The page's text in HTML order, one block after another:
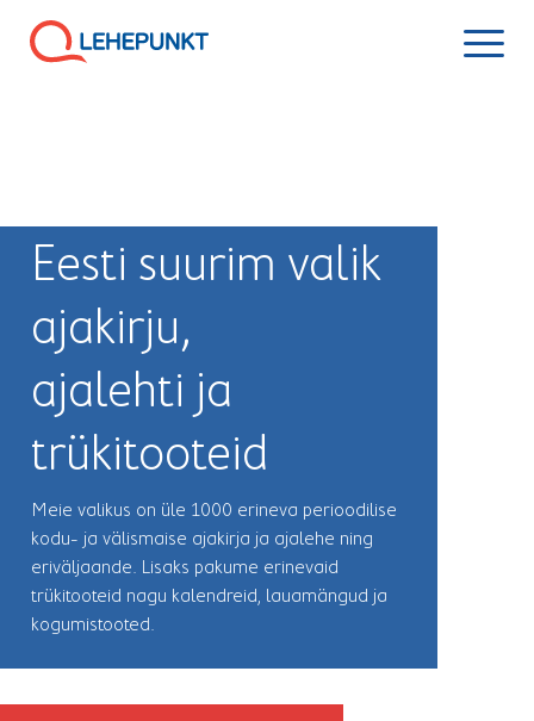
Eesti suurim valik
ajakirju,
ajalehti ja
trükitooteid
Meie valikus on üle 1000 erineva perioodilise
kodu- ja välismaise ajakirja ja ajalehe ning
eriväljaande. Lisaks pakume erinevaid
trükitooteid nagu kalendreid, lauamängud ja
kogumistooted.